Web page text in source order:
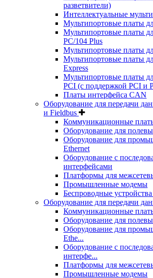
разветвители)
Интеллектуальные
Мультипортовые платы
Мультипортовые платы
PC/104 Plus
Мультипортовые платы
Мультипортовые платы
Express
Мультипортовые платы
PCI (с поддержкой PCI и
Платы интерфейса CAN
Оборудование для передачи
и Fieldbus
Коммуникационные
Оборудование для
Оборудование для
Ethernet
Оборудование с
интерфейсами
Платформы для
Промышленные модемы
Беспроводные устройства
Оборудование для передачи
Коммуникационные
Оборудование для
Оборудование для
Ethe...
Оборудование с
интерфе...
Платформы для
Промышленные модемы